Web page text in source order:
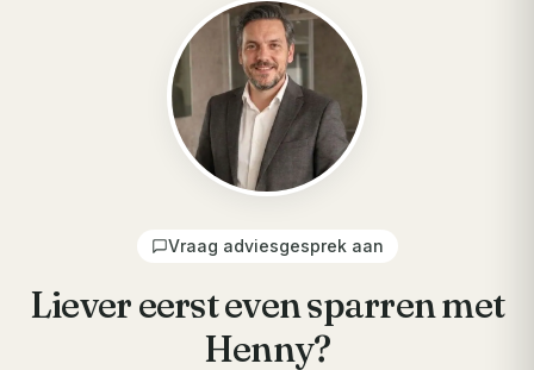
Vraag adviesgesprek aan
Liever eerst even sparren met
Henny?